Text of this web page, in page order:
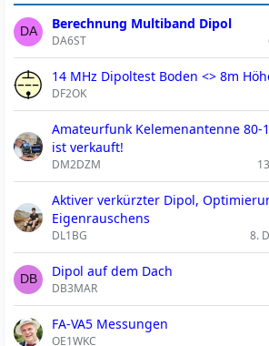
Berechnung Multiband Dipol
DA6ST
14 MHz Dipoltest Boden <> 8m
DF2OK
Amateurfunk Kelemenantenne 80-
ist verkauft!
DM2DZM
Aktiver verkürzter Dipol,
Eigenrauschens
DL1BG 8.
Dipol auf dem Dach
DB3MAR
FA-VA5 Messungen
OE1WKC